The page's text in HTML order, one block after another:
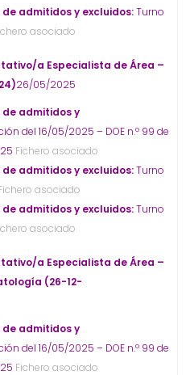
admitidos y excluidos:Turno
asociado
a Especialista de Área –
26/05/2025
admitidos y
del 16/05/2025 – DOE n.º 99 de
Fichero asociado
admitidos y excluidos:Turno
asociado
admitidos y excluidos:Turno
asociado
a Especialista de Área –
(26-12-
admitidos y
del 16/05/2025 – DOE n.º 99 de
Fichero asociado